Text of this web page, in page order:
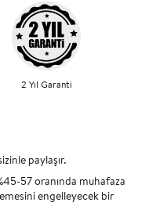
2 Yıl Garanti
paylaşır.
57 oranında muhafaza
engelleyecek bir